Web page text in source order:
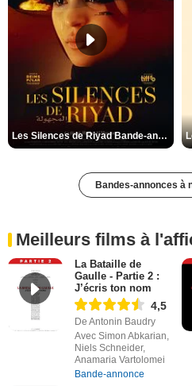
Les Silences de Riyad Bande-annonce VO STFR
Bandes-annonces à
Meilleurs films à
La Bataille de
Gaulle - Partie 2 :
J’écris ton nom
4,5
De Antonin Baudry
Avec Simon Abkarian,
Niels Schneider,
Anamaria Vartolomei
Bande-annonce